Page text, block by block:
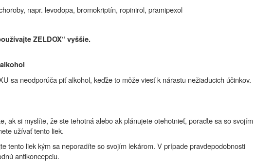
napr. levodopa, bromokriptín, ropinirol, pramipexol
ZELDOX“ vyššie.
sa neodporúča piť alkohol, keďže to môže viesť k nárastu nežiaducich účinkov.
ak si myslíte, že ste tehotná alebo ak plánujete otehotnieť, poraďte sa so svojím
užívať tento liek.
tento liek kým sa neporadíte so svojím lekárom. V prípade pravdepodobnosti
antikoncepciu.